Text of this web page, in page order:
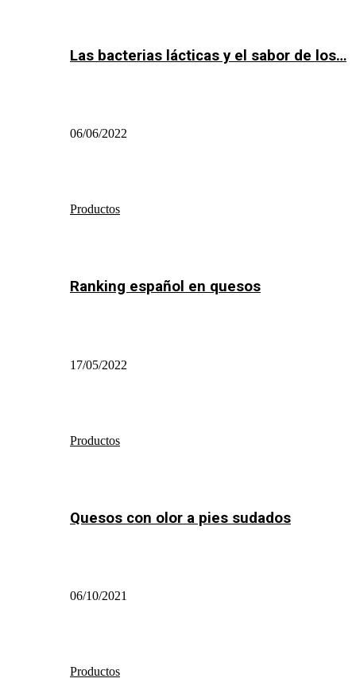
Las bacterias lácticas y el sabor de los…
06/06/2022
Productos
Ranking español en quesos
17/05/2022
Productos
Quesos con olor a pies sudados
06/10/2021
Productos